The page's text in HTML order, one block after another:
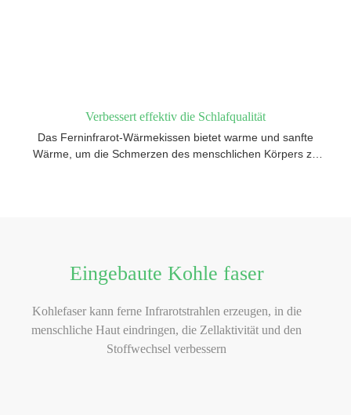
Verbessert effektiv die Schlafqualität
Das Ferninfrarot-Wärmekissen bietet warme und sanfte
Wärme, um die Schmerzen des menschlichen Körpers zu
Eingebaute Kohle faser
Kohlefaser kann ferne Infrarotstrahlen erzeugen, in die
menschliche Haut eindringen, die Zellaktivität und den
Stoffwechsel verbessern